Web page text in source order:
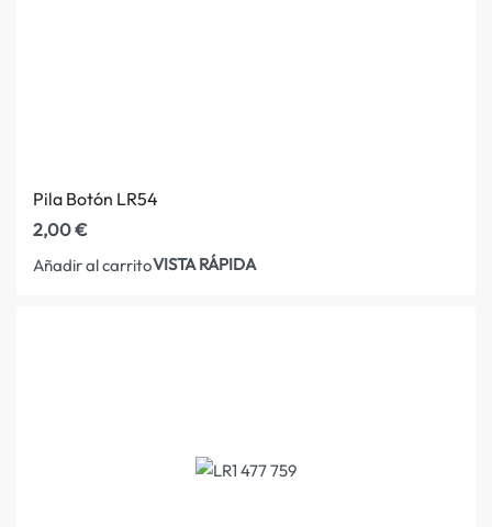
Pila Botón LR54
2,00€
Añadir al carritoVISTA RÁPIDA